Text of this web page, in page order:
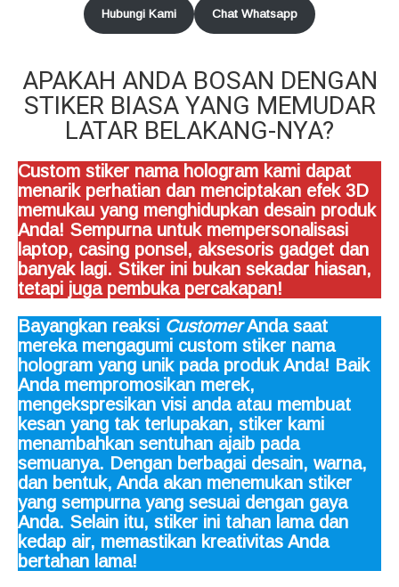
Hubungi Kami Chat Whatsapp
APAKAH ANDA BOSAN DENGAN
STIKER BIASA YANG MEMUDAR
LATAR BELAKANG-NYA?
Custom stiker nama hologram kami dapat
menarik perhatian dan menciptakan efek 3D
memukau yang menghidupkan desain produk
Anda! Sempurna untuk mempersonalisasi
laptop, casing ponsel, aksesoris gadget dan
banyak lagi. Stiker ini bukan sekadar hiasan,
tetapi juga pembuka percakapan!
Bayangkan reaksi CustomerAnda saat
mereka mengagumi custom stiker nama
hologram yang unik pada produk Anda! Baik
Anda mempromosikan merek,
mengekspresikan visi anda atau membuat
kesan yang tak terlupakan, stiker kami
menambahkan sentuhan ajaib pada
semuanya. Dengan berbagai desain, warna,
dan bentuk, Anda akan menemukan stiker
yang sempurna yang sesuai dengan gaya
Anda. Selain itu, stiker ini tahan lama dan
kedap air, memastikan kreativitas Anda
bertahan lama!